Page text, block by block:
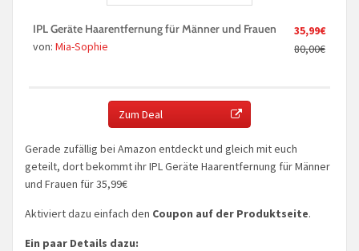
35,99€
80,00€
IPL Geräte Haarentfernung für Männer und Frauen
von: Mia-Sophie
Zum Deal
Gerade zufällig bei Amazon entdeckt und gleich mit euch
geteilt, dort bekommt ihr IPL Geräte Haarentfernung für Männer
und Frauen für 35,99€
Aktiviert dazu einfach den Coupon auf der Produktseite.
Ein paar Details dazu: